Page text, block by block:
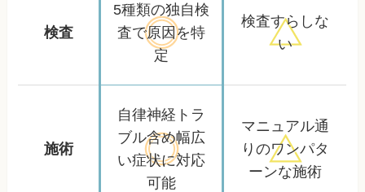
検査
5種類の独自検
査で原因を特
定
検査すらしな
い
施術
自律神経トラ
ブル含め幅広
い症状に対応
可能
マニュアル通
りのワンパタ
ーンな施術